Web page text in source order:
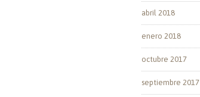
abril 2018
enero 2018
octubre 2017
septiembre 2017